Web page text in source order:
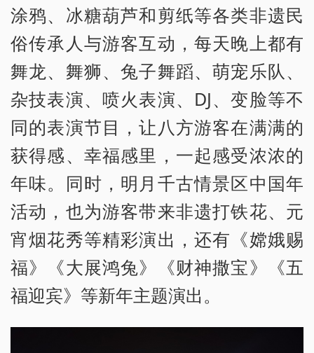
涂鸦、冰糖葫芦和剪纸等各类非遗民
俗传承人与游客互动，每天晚上都有
舞龙、舞狮、兔子舞蹈、萌宠乐队、
杂技表演、喷火表演、DJ、变脸等不
同的表演节目，让八方游客在满满的
获得感、幸福感里，一起感受浓浓的
年味。同时，明月千古情景区中国年
活动，也为游客带来非遗打铁花、元
宵烟花秀等精彩演出，还有《嫦娥赐
福》《大展鸿兔》《财神撒宝》《五
福迎宾》等新年主题演出。